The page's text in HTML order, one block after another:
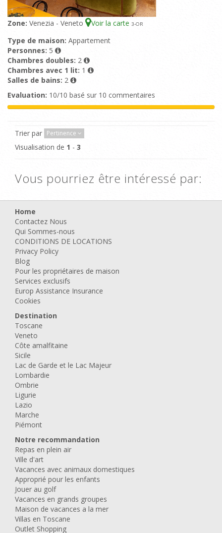
Zone: Venezia - Veneto Voir la carte 3-OR
Type de maison: Appartement
Personnes: 5
Chambres doubles: 2
Chambres avec 1 lit: 1
Salles de bains: 2
Evaluation: 10/10 basé sur 10 commentaires
Trier par Pertinence
Visualisation de 1 - 3
Vous pourriez être intéressé par:
undefined
Home
Contactez Nous
Qui Sommes-nous
CONDITIONS DE LOCATIONS
Privacy Policy
Blog
Pour les propriétaires de maison
Europ Assistance Insurance
Cookies
Destination
Toscane
Veneto
Côte amalfitaine
Sicile
Lac de Garde et le Lac Majeur
Lombardie
Ombrie
Ligurie
Marche
Piémont
Notre recommandation
Repas en plein air
Ville d'art
Vacances avec animaux domestiques
Approprié pour les enfants
Jouer au golf
Vacances en grands groupes